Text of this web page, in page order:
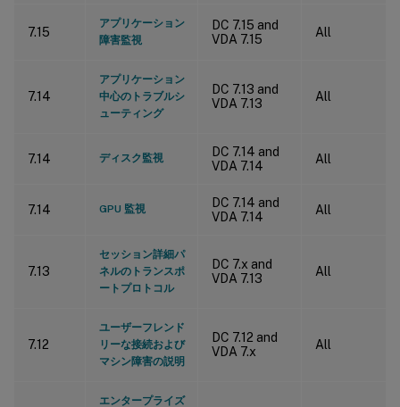
7.15
アプリケーション
障害監視
DC 7.15 and
VDA 7.15
All
7.14
アプリケーション
中心のトラブルシ
ューティング
DC 7.13 and
VDA 7.13
All
7.14 ディスク監視
DC 7.14 and
VDA 7.14
All
7.14 GPU 監視
DC 7.14 and
VDA 7.14
All
7.13
セッション詳細パ
ネルのトランスポ
ートプロトコル
DC 7.x and
VDA 7.13
All
7.12
ユーザーフレンド
リーな接続および
マシン障害の説明
DC 7.12 and
VDA 7.x
All
エンタープライズ